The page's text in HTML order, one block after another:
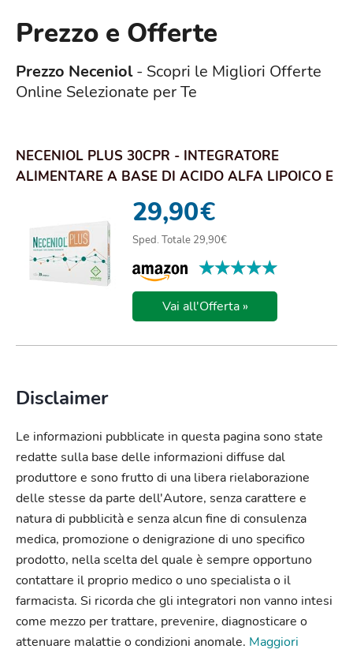
Prezzo e Offerte
Prezzo Neceniol- Scopri le Migliori Offerte
Online Selezionate per Te
NECENIOL PLUS 30CPR - INTEGRATORE
ALIMENTARE A BASE DI ACIDO ALFA LIPOICO E
29,90€
Sped. Totale 29,90€
★★★★★
★★★★★
Vai all'Offerta »
Disclaimer
Le informazioni pubblicate in questa pagina sono state
redatte sulla base delle informazioni diffuse dal
produttore e sono frutto di una libera rielaborazione
delle stesse da parte dell'Autore, senza carattere e
natura di pubblicità e senza alcun fine di consulenza
medica, promozione o denigrazione di uno specifico
prodotto, nella scelta del quale è sempre opportuno
contattare il proprio medico o uno specialista o il
farmacista. Si ricorda che gli integratori non vanno intesi
come mezzo per trattare, prevenire, diagnosticare o
attenuare malattie o condizioni anomale. Maggiori